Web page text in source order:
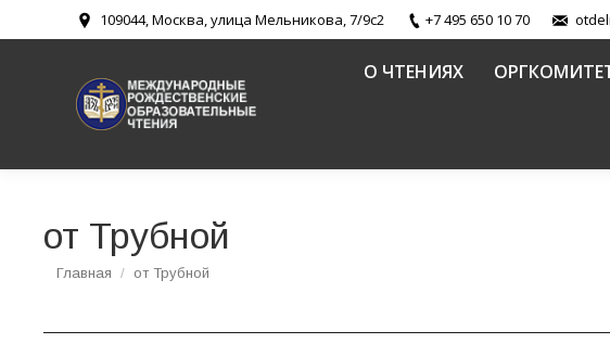
109044, Москва, улица Мельникова, 7/9с2 +7 495 650 10 70
О ЧТЕНИЯХ
от Трубной
Вы здесь:
Главная от Трубной